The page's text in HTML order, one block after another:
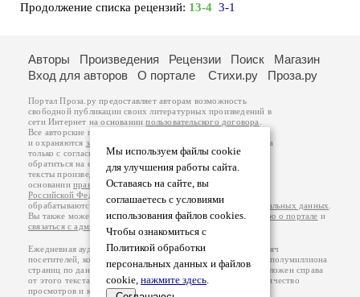
Продолжение списка рецензий: 13-4 3-1
Мы используем файлы cookie
для улучшения работы сайта.
Оставаясь на сайте, вы
соглашаетесь с условиями
использования файлов cookies.
Чтобы ознакомиться с
Политикой обработки
персональных данных и файлов
cookie, нажмите здесь.
Авторы Произведения Рецензии Поиск
Магазин
Вход для авторов
О портале Стихи.ру Проза.ру
Портал Проза.ру предоставляет авторам возможность
свободной публикации своих литературных произведений в
сети Интернет на основаниипользовательского договора
Все авторские права на произведения принадлежат авторам
и охраняются законом
. Перепечатка произведений возможна
только с согласия его автора, к которому вы можете
обратиться на его авторской странице. Ответственность за
тексты произведений авторы несут самостоятельно на
основанииправил публикацииизаконодательства
Российской Федерации
обрабатываются на основанииПолитики обработки персональных данных
Вы также можете посмотреть более подробнуюинформацию о портале и
связаться с администрацией
Ежедневная аудитория портала Проза.ру – порядка 100 тысяч
посетителей, которые в общей сумме просматривают более полумиллиона
страниц по данным счетчика посещаемости, который расположен справа
от этого текста. В каждой графе указано по две цифры: количество
просмотров и количество посетителей.